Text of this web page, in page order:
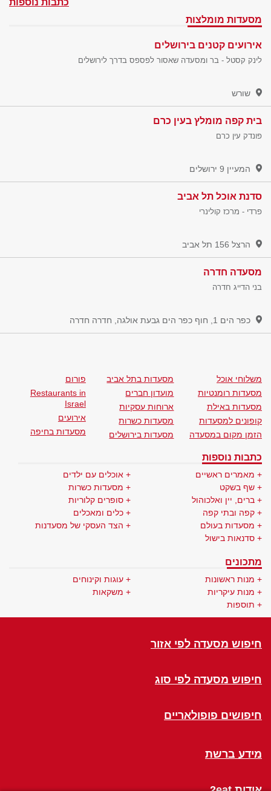
כתבות נוספות
מסעדות מומלצות
אירועים קטנים בירושלים
לינק קסטל - בר ומסעדה שאסור לפספס בדרך לירושלים
שורש
בית קפה מומלץ בעין כרם
פונדק עין כרם
המעיין 9 ירושלים
סדנת אוכל תל אביב
פרדי - מרכז קולינרי
הרצל 156 תל אביב
מסעדה חדרה
בני הדייג חדרה
כפר הים 1, חוף כפר הים גבעת אולגה, חדרה חדרה
משלוחי אוכל
מסעדות רומנטיות
מסעדות באילת
קופונים למסעדות
הזמן מקום במסעדה
מסעדות בתל אביב
מועדון חברים
ארוחות עסקיות
מסעדות כשרות
מסעדות בירושלים
פורום
Restaurants in
Israel
אירועים
מסעדות בחיפה
כתבות נוספות
מאמרים ראשיים
שף בשקט
ברים, יין ואלכוהול
קפה ובתי קפה
מסעדות בעולם
סדנאות בישול
אוכלים עם ילדים
מסעדות כשרות
סופרים קלוריות
כלים ומאכלים
הצד העסקי של מסעדנות
מתכונים
מנות ראשונות
מנות עיקריות
תוספות
עוגות וקינוחים
משקאות
חיפוש מסעדה לפי אזור
חיפוש מסעדה לפי סוג
חיפושים פופולאריים
מידע ברשת